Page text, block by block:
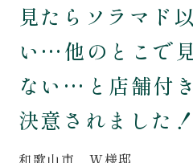
家づくりの流れ
ZEHの取組み
Works
施工事例
スタ
見たらソラマド
い…他のとこで
ない…と店舗付
決意されました！
和歌山市 W様邸